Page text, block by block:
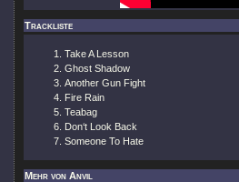
Trackliste
Take A Lesson
Ghost Shadow
Another Gun Fight
Fire Rain
Teabag
Don‘t Look Back
Someone To Hate
Mehr von Anvil